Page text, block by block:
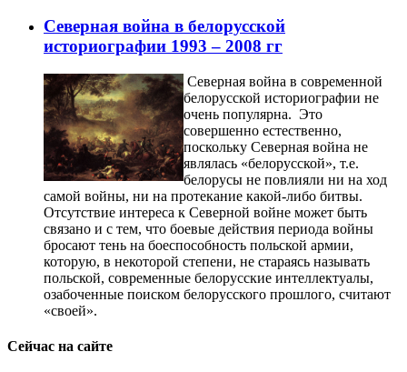
Северная война в белорусской
историографии 1993 – 2008 гг
Северная война в современной
белорусской историографии не
очень популярна. Это
совершенно естественно,
поскольку Северная война не
являлась «белорусской», т.е.
белорусы не повлияли ни на ход
самой войны, ни на протекание какой-либо битвы.
Отсутствие интереса к Северной войне может быть
связано и с тем, что боевые действия периода войны
бросают тень на боеспособность польской армии,
которую, в некоторой степени, не стараясь называть
польской, современные белорусские интеллектуалы,
озабоченные поиском белорусского прошлого, считают
«своей».
Сейчас на сайте